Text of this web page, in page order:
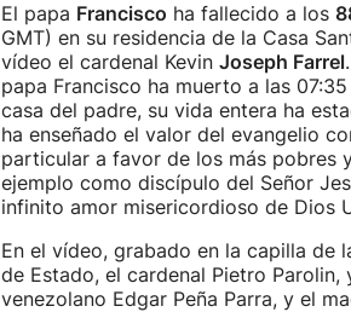
El papa Francisco ha fallecido a los
GMT) en su residencia de la Casa
vídeo el cardenal Kevin Joseph Farrel
papa Francisco ha muerto a las
casa del padre, su vida entera ha
ha enseñado el valor del evangelio
particular a favor de los más pobres
ejemplo como discípulo del Señor
infinito amor misericordioso de Dios
En el vídeo, grabado en la capilla de
de Estado, el cardenal Pietro
venezolano Edgar Peña Parra, y el